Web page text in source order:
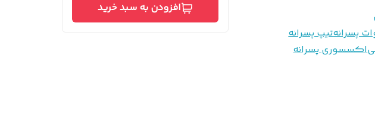
پسرانهتیپ پسرانه
اکسسوری پسرانه
افزودن به سبد خرید